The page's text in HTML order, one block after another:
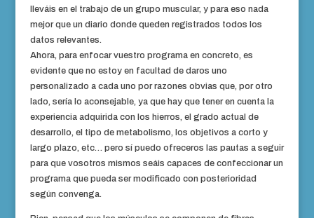
lleváis en el trabajo de un grupo muscular, y para eso nada
mejor que un diario donde queden registrados todos los
datos relevantes.
Ahora, para enfocar vuestro programa en concreto, es
evidente que no estoy en facultad de daros uno
personalizado a cada uno por razones obvias que, por otro
lado, sería lo aconsejable, ya que hay que tener en cuenta la
experiencia adquirida con los hierros, el grado actual de
desarrollo, el tipo de metabolismo, los objetivos a corto y
largo plazo, etc… pero sí puedo ofreceros las pautas a seguir
para que vosotros mismos seáis capaces de confeccionar un
programa que pueda ser modificado con posterioridad
según convenga.